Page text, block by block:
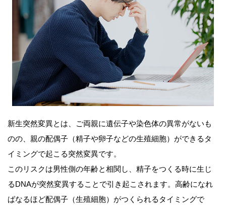
新生突然変異とは、ご両親に遺伝子や染色体の異常がないも
のの、親の配偶子（精子や卵子などの生殖細胞）ができるタ
イミングで起こる突然変異です。
このリスクは男性側の年齢と相関し、精子をつくる時に生じ
るDNAが突然変異することで引き起こされます。高齢になれ
ばなるほど配偶子（生殖細胞）がつくられるタイミングで